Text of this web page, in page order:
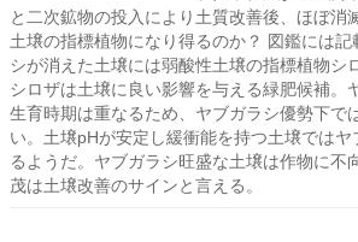
と二次鉱物の投入により土質改善後、ほぼ消
土壌の指標植物になり得るのか？ 図鑑には記
シが消えた土壌には弱酸性土壌の指標植物シ
シロザは土壌に良い影響を与える緑肥候補。
生育時期は重なるため、ヤブガラシ優勢下で
い。土壌pHが安定し緩衝能を持つ土壌ではヤ
るようだ。ヤブガラシ旺盛な土壌は作物に不
茂は土壌改善のサインと言える。